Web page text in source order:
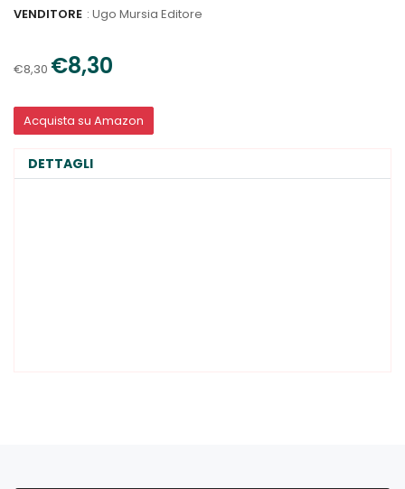
VENDITORE : Ugo Mursia Editore
€8,30 €8,30
Acquista su Amazon
DETTAGLI